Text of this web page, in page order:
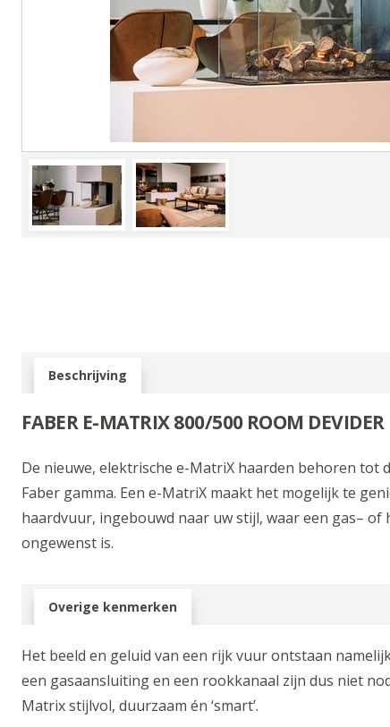
Beschrijving
FABER E-MATRIX 800/500 ROOM DEVIDER
De nieuwe, elektrische e-MatriX haarden behoren tot
Faber gamma. Een e-MatriX maakt het mogelijk te
haardvuur, ingebouwd naar uw stijl, waar een gas–
ongewenst is.
Overige kenmerken
Het beeld en geluid van een rijk vuur ontstaan
een gasaansluiting en een rookkanaal zijn dus niet
Matrix stijlvol, duurzaam én ‘smart’.